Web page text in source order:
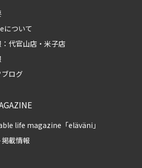
について
代官山店・ 米子店
ログ
life magazine「eläväni」
載情報